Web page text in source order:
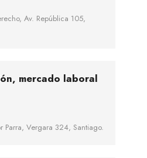
Av. República 105,
mercado laboral
Parra, Vergara 324, Santiago.